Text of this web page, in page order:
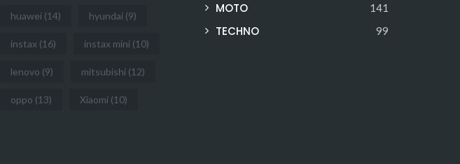
huawei (14) hyundai (9)
instax (16) instax mini (10)
lenovo (9) mitsubishi (12)
oppo (13) Xiaomi (10)
MOTO 141
TECHNO 99